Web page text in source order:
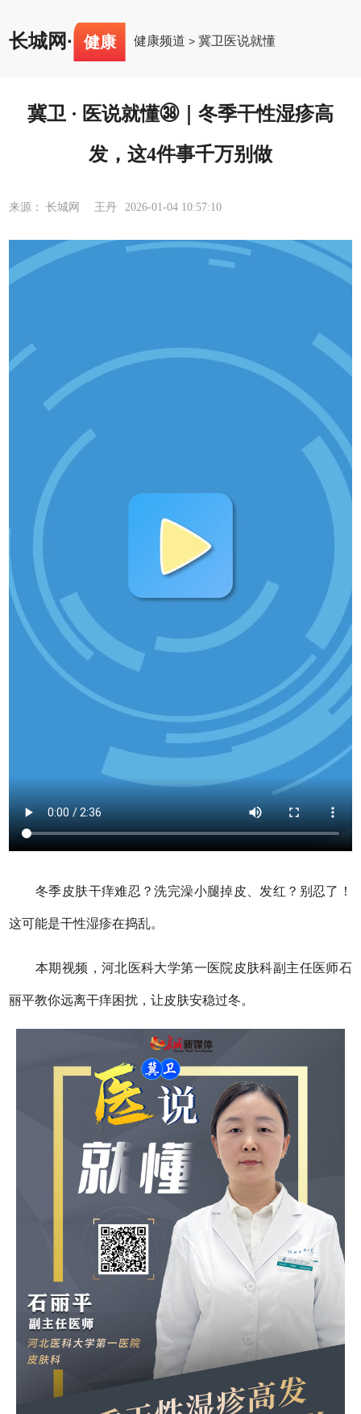
长城网· 健康 健康频道 >冀卫医说就懂
冀卫 · 医说就懂㊳｜冬季干性湿疹高
发，这4件事千万别做
来源： 长城网 王丹 2026-01-04 10:57:10
冬季皮肤干痒难忍？洗完澡小腿掉皮、发红？别忍了！
这可能是干性湿疹在捣乱。
本期视频，河北医科大学第一医院皮肤科副主任医师石
丽平教你远离干痒困扰，让皮肤安稳过冬。